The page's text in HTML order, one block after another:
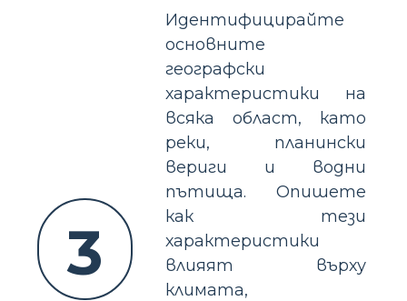
3
Идентифицирайте
основните
географски
характеристики на
всяка област, като
реки, планински
вериги и водни
пътища. Опишете
как тези
характеристики
влияят върху
климата,